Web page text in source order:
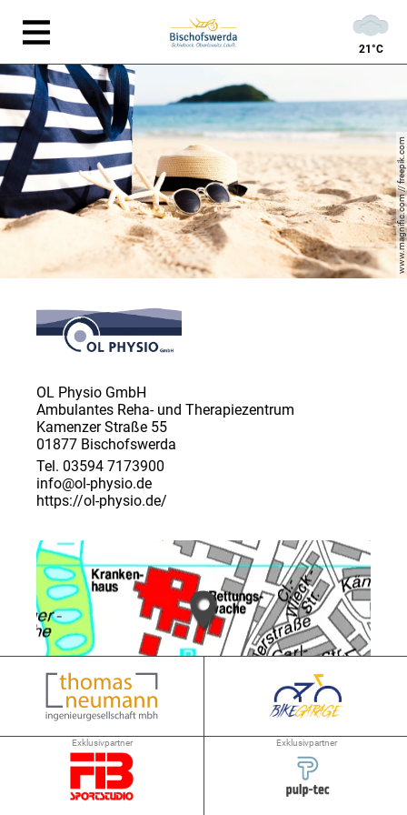
21°C
www.magnific.com // freepik.com
OL Physio GmbH
Ambulantes Reha- und Therapiezentrum
Kamenzer Straße 55
01877 Bischofswerda
Tel. 03594 7173900
info@ol-physio.de
https://ol-physio.de/
➜ 0.9 km
Exklusivpartner Exklusivpartner